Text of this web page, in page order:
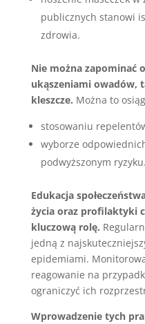
publicznych stanowi
zdrowia.
Nie można zapominać
ukąszeniami owadów,
kleszcze. Można to
stosowaniu
wyborze
podwyższonym ryzyku.
Edukacja
życia oraz profilaktyki
kluczową rolę.
jedną z
epidemiami.
reagowanie na
ograniczyć ich
Wprowadzenie tych